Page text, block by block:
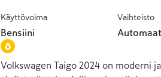
Käyttövoima
Bensiini
Vaihteisto
Volkswagen Taigo 2024 on moderni